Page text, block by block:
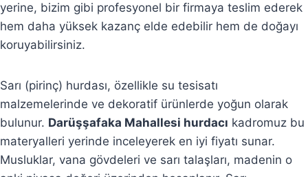
yerine, bizim gibi profesyonel bir firmaya teslim ederek
hem daha yüksek kazanç elde edebilir hem de doğayı
koruyabilirsiniz.
Sarı (pirinç) hurdası, özellikle su tesisatı
malzemelerinde ve dekoratif ürünlerde yoğun olarak
bulunur. Darüşşafaka Mahallesi hurdacı kadromuz bu
materyalleri yerinde inceleyerek en iyi fiyatı sunar.
Musluklar, vana gövdeleri ve sarı talaşları, madenin o